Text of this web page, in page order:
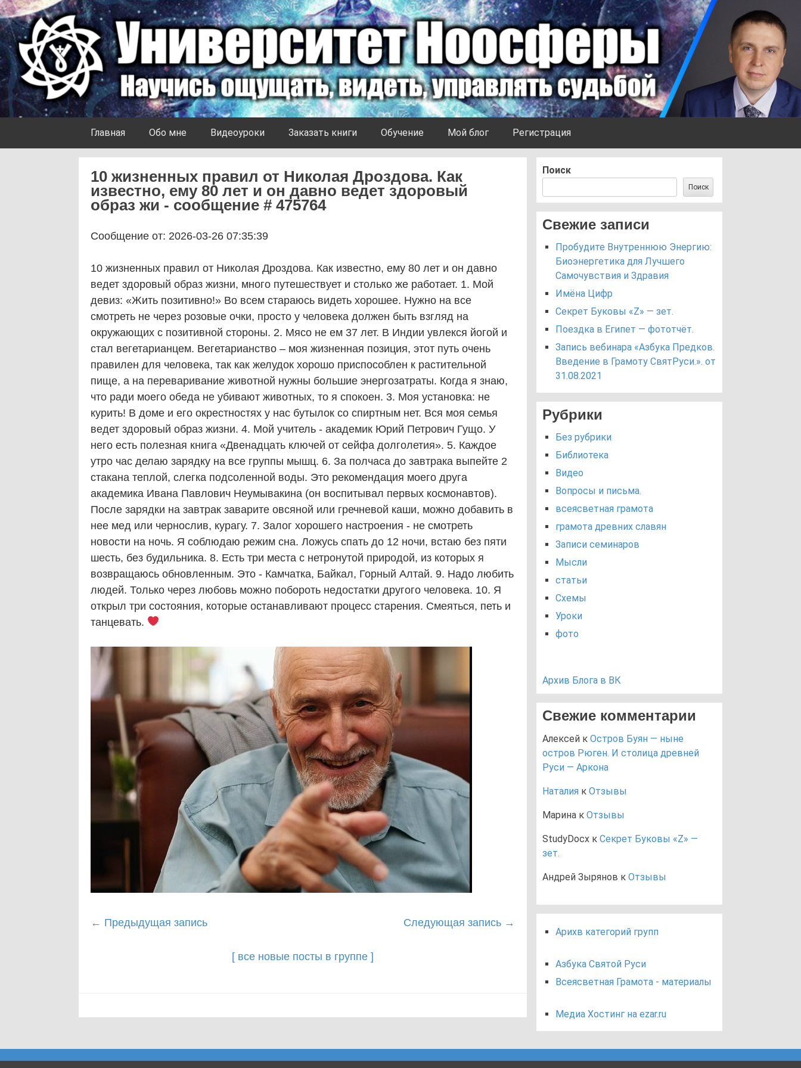
Университет Ноосферы
Главная Обо мне Видеоуроки Заказать книги Обучение Мой блог Регистрация
10 жизненных правил от Николая Дроздова. Как
известно, ему 80 лет и он давно ведет здоровый
образ жи - сообщение # 475764
Сообщение от: 2026-03-26 07:35:39
10 жизненных правил от Николая Дроздова. Как известно, ему 80 лет и он давно
ведет здоровый образ жизни, много путешествует и столько же работает. 1. Мой
девиз: «Жить позитивно!» Во всем стараюсь видеть хорошее. Нужно на все
смотреть не через розовые очки, просто у человека должен быть взгляд на
окружающих с позитивной стороны. 2. Мясо не ем 37 лет. В Индии увлекся йогой и
стал вегетарианцем. Вегетарианство – моя жизненная позиция, этот путь очень
правилен для человека, так как желудок хорошо приспособлен к растительной
пище, а на переваривание животной нужны большие энергозатраты. Когда я знаю,
что ради моего обеда не убивают животных, то я спокоен. 3. Моя установка: не
курить! В доме и его окрестностях у нас бутылок со спиртным нет. Вся моя семья
ведет здоровый образ жизни. 4. Мой учитель - академик Юрий Петрович Гущо. У
него есть полезная книга «Двенадцать ключей от сейфа долголетия». 5. Каждое
утро час делаю зарядку на все группы мышц. 6. За полчаса до завтрака выпейте 2
стакана теплой, слегка подсоленной воды. Это рекомендация моего друга
академика Ивана Павлович Неумывакина (он воспитывал первых космонавтов).
После зарядки на завтрак заварите овсяной или гречневой каши, можно добавить в
нее мед или чернослив, курагу. 7. Залог хорошего настроения - не смотреть
новости на ночь. Я соблюдаю режим сна. Ложусь спать до 12 ночи, встаю без пяти
шесть, без будильника. 8. Есть три места с нетронутой природой, из которых я
возвращаюсь обновленным. Это - Камчатка, Байкал, Горный Алтай. 9. Надо любить
людей. Только через любовь можно побороть недостатки другого человека. 10. Я
открыл три состояния, которые останавливают процесс старения. Смеяться, петь и
танцевать.
Post
← Предыдущая запись Следующая запись →
[ все новые посты в группе ]
Поиск
Поиск
Свежие записи
Пробудите Внутреннюю Энергию:
Биоэнергетика для Лучшего
Самочувствия и Здравия
Имёна Цифр
Секрет Буковы «Z» — зет.
Поездка в Египет — фототчёт.
Запись вебинара «Азбука Предков.
Введение в Грамоту СвятРуси.». от
31.08.2021
Рубрики
Без рубрики
Библиотека
Видео
Вопросы и письма.
всеясветная грамота
грамота древних славян
Записи семинаров
Мысли
статьи
Схемы
Уроки
фото
Архив Блога в ВК
Свежие комментарии
Алексей к Остров Буян — ныне
остров Рюген. И столица древней
Руси — Аркона
Наталия к Отзывы
Марина к Отзывы
StudyDocx к Секрет Буковы «Z» —
зет.
Андрей Зырянов к Отзывы
Арихв категорий групп
Азбука Святой Руси
Всеясветная Грамота - материалы
Медиа Хостинг на ezar.ru